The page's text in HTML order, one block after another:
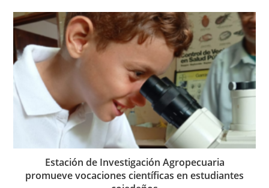
Estación de Investigación Agropecuaria
promueve vocaciones científicas en estudiantes